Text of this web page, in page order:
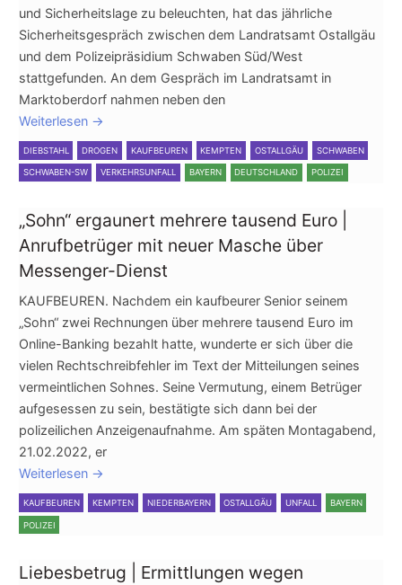
und Sicherheitslage zu beleuchten, hat das jährliche
Sicherheitsgespräch zwischen dem Landratsamt Ostallgäu
und dem Polizeipräsidium Schwaben Süd/West
stattgefunden. An dem Gespräch im Landratsamt in
Marktoberdorf nahmen neben den
Weiterlesen →
DIEBSTAHL DROGEN KAUFBEUREN KEMPTEN OSTALLGÄU SCHWABEN
SCHWABEN-SW VERKEHRSUNFALL BAYERN DEUTSCHLAND POLIZEI
„Sohn“ ergaunert mehrere tausend Euro |
Anrufbetrüger mit neuer Masche über
Messenger-Dienst
KAUFBEUREN. Nachdem ein kaufbeurer Senior seinem
„Sohn“ zwei Rechnungen über mehrere tausend Euro im
Online-Banking bezahlt hatte, wunderte er sich über die
vielen Rechtschreibfehler im Text der Mitteilungen seines
vermeintlichen Sohnes. Seine Vermutung, einem Betrüger
aufgesessen zu sein, bestätigte sich dann bei der
polizeilichen Anzeigenaufnahme. Am späten Montagabend,
21.02.2022, er
Weiterlesen →
KAUFBEUREN KEMPTEN NIEDERBAYERN OSTALLGÄU UNFALL BAYERN
POLIZEI
Liebesbetrug | Ermittlungen wegen